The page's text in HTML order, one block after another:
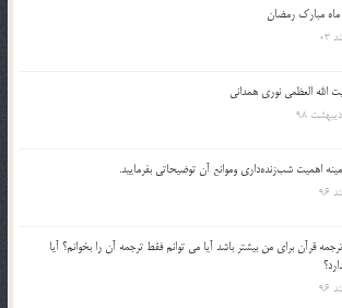
ماه مبارک رمضان
الله العظمی نوری همدانی
اهميت شب‌زنده‌داري وموانع آن توضيحاتي بفرماييد.
ترجمه قرآن براي من بيشتر باشد آيا مي توانم فقط ترجمه آن را بخوانم؟ آيا